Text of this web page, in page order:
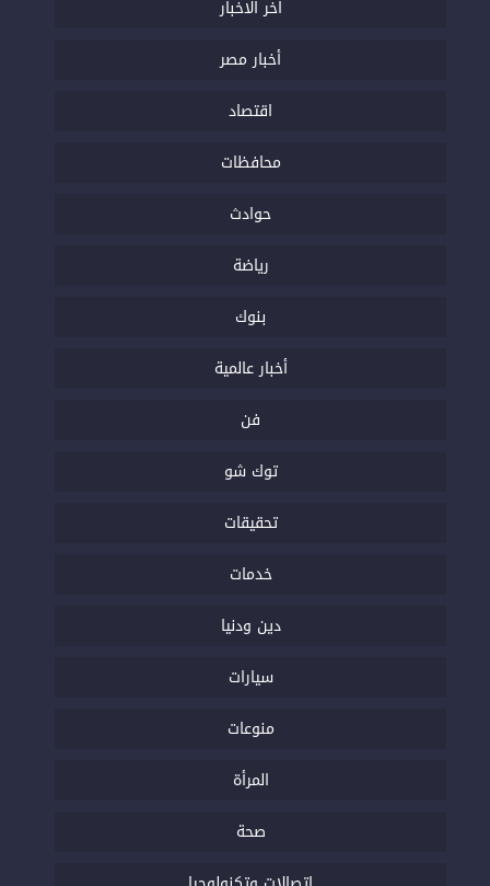
اخر الاخبار
أخبار مصر
اقتصاد
محافظات
حوادث
رياضة
بنوك
أخبار عالمية
فن
توك شو
تحقيقات
خدمات
دين ودنيا
سيارات
منوعات
المرأة
صحة